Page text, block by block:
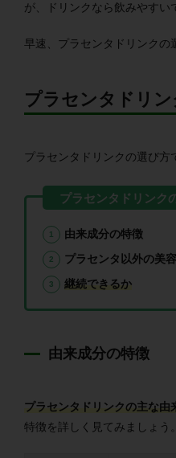
が、ドリンクなら飲みやすい
早速、プラセンタドリンクの
プラセンタドリ
プラセンタドリンクの選び方
由来成分の特徴
プラセンタ以外の美
継続できるか
由来成分の特徴
プラセンタドリンクの主な由
特徴を詳しく見てみましょう。